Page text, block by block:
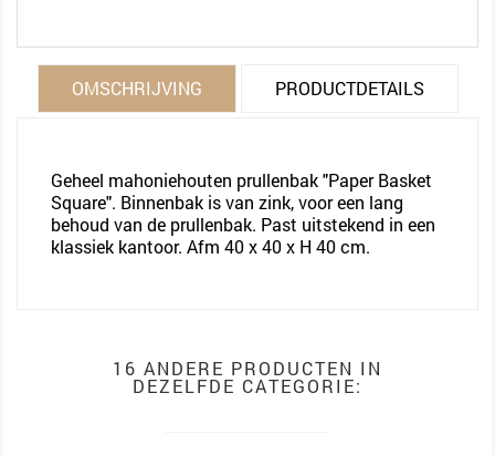
OMSCHRIJVING PRODUCTDETAILS
Geheel mahoniehouten prullenbak "Paper Basket
Square". Binnenbak is van zink, voor een lang
behoud van de prullenbak. Past uitstekend in een
klassiek kantoor. Afm 40 x 40 x H 40 cm.
16 ANDERE PRODUCTEN IN
DEZELFDE CATEGORIE: